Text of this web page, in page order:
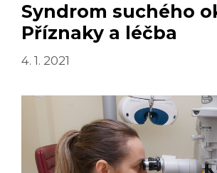
Syndrom suchého
Příznaky a léčba
4. 1. 2021